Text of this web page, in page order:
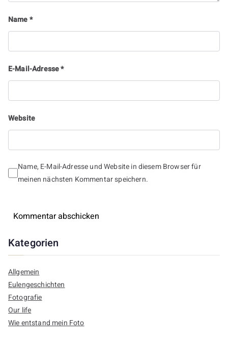
Name*
E-Mail-Adresse*
Website
Name, E-Mail-Adresse und Website in diesem Browser für
meinen nächsten Kommentar speichern.
Kategorien
Allgemein
Eulengeschichten
Fotografie
Our life
Wie entstand mein Foto